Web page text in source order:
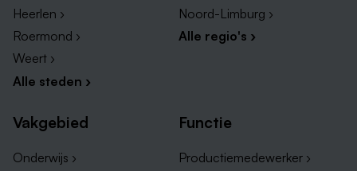
Heerlen ›
Roermond ›
Weert ›
Alle steden ›
Noord-Limburg ›
Alle regio's ›
Vakgebied
Onderwijs ›
Functie
Productiemedewerker ›